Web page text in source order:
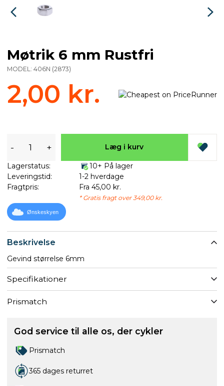
Beskrivelse
Gevind størrelse 6mm
Specifikationer
Prismatch
Møtrik 6 mm Rustfri
MODEL: 406N (2873)
2,00 kr.
- + Læg i kurv
Lagerstatus:
10+ På lager
Leveringstid:
1-2 hverdage
Fragtpris:
Fra 45,00 kr.
* Gratis fragt over 349,00 kr.
Ønskeskyen
God service til alle os, der cykler
Prismatch
365 dages returret